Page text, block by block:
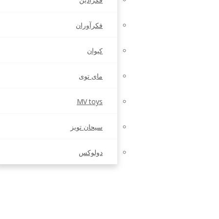
فکرآوران
کیوان
مای توی
MV toys
سیحان تویز
دولوکس